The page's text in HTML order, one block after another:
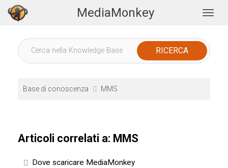
MediaMonkey
Base di conoscenza MMS
Articoli correlati a: MMS
Dove scaricare MediaMonkey